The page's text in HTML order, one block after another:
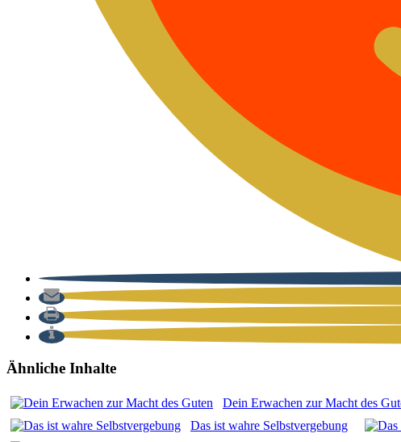
Ähnliche Inhalte
Dein Erwa­chen zur Macht des
Das ist wah­re Selbst­ver­ge­bung